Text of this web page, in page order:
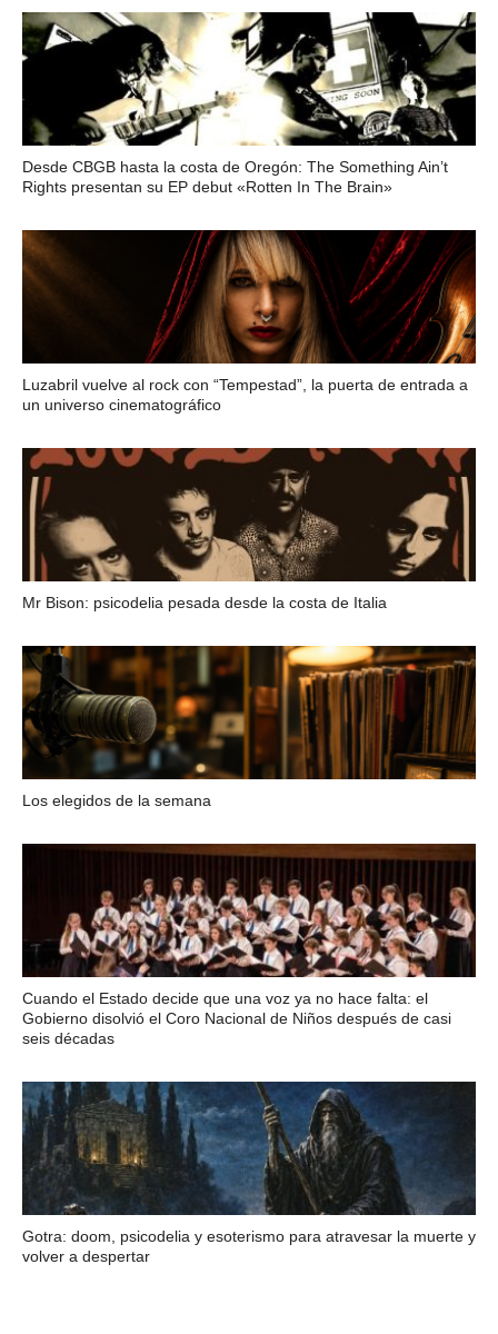
Desde CBGB hasta la costa de Oregón: The Something Ain’t
Rights presentan su EP debut «Rotten In The Brain»
Luzabril vuelve al rock con “Tempestad”, la puerta de entrada a
un universo cinematográfico
Mr Bison: psicodelia pesada desde la costa de Italia
Los elegidos de la semana
Cuando el Estado decide que una voz ya no hace falta: el
Gobierno disolvió el Coro Nacional de Niños después de casi
seis décadas
Gotra: doom, psicodelia y esoterismo para atravesar la muerte y
volver a despertar